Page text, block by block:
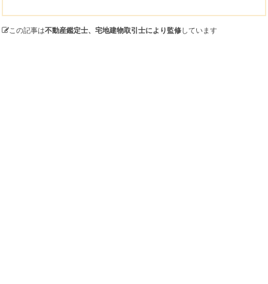
この記事は不動産鑑定士、宅地建物取引士により監修しています